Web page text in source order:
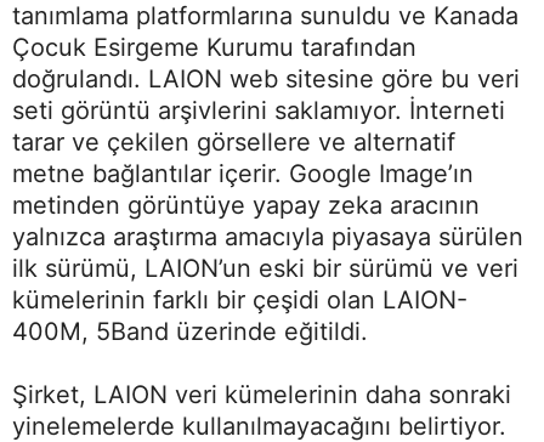
tanımlama platformlarına sunuldu ve Kanada
Çocuk Esirgeme Kurumu tarafından
doğrulandı. LAION web sitesine göre bu veri
seti görüntü arşivlerini saklamıyor. İnterneti
tarar ve çekilen görsellere ve alternatif
metne bağlantılar içerir. Google Image’ın
metinden görüntüye yapay zeka aracının
yalnızca araştırma amacıyla piyasaya sürülen
ilk sürümü, LAION’un eski bir sürümü ve veri
kümelerinin farklı bir çeşidi olan LAION-
400M, 5Band üzerinde eğitildi.
Şirket, LAION veri kümelerinin daha sonraki
yinelemelerde kullanılmayacağını belirtiyor.